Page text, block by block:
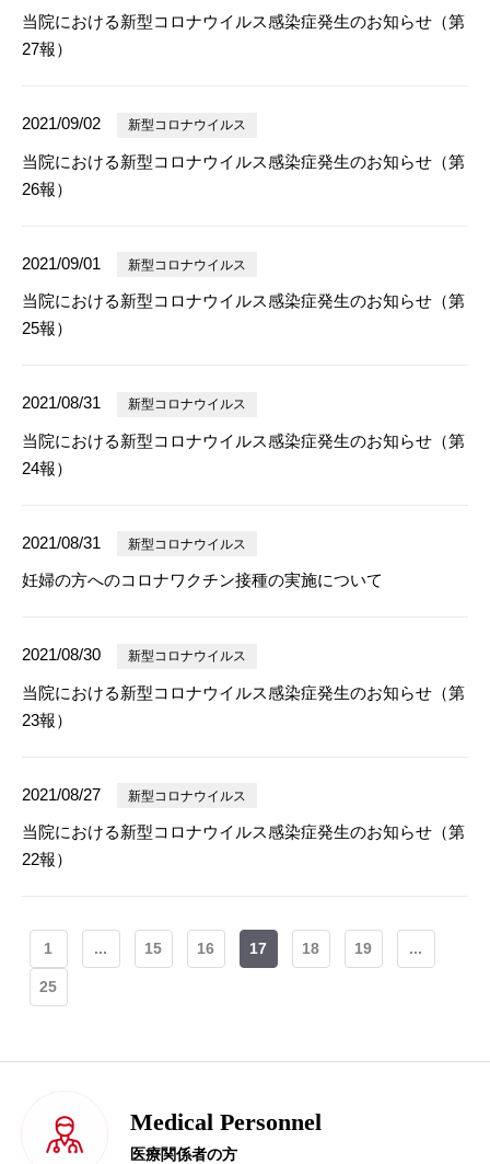
当院における新型コロナウイルス感染症発生のお知らせ（第
27報）
2021/09/02 新型コロナウイルス
当院における新型コロナウイルス感染症発生のお知らせ（第
26報）
2021/09/01 新型コロナウイルス
当院における新型コロナウイルス感染症発生のお知らせ（第
25報）
2021/08/31 新型コロナウイルス
当院における新型コロナウイルス感染症発生のお知らせ（第
24報）
2021/08/31 新型コロナウイルス
妊婦の方へのコロナワクチン接種の実施について
2021/08/30 新型コロナウイルス
当院における新型コロナウイルス感染症発生のお知らせ（第
23報）
2021/08/27 新型コロナウイルス
当院における新型コロナウイルス感染症発生のお知らせ（第
22報）
1 ... 15 16 17 18 19 ...
25
Medical Personnel
医療関係者の方